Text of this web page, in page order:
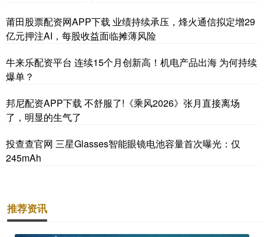
莆田股票配资网APP下载 业绩持续承压，烽火通信拟定增29
亿元押注AI，每股收益面临摊薄风险
牛来乐配资平台 连续15个月创新高！机电产品出海 为何持续
爆单？
邦尼配资APP下载 不舒服了!《乘风2026》张月直接离场
了，明显的生气了
投查查官网 三星Glasses智能眼镜电池容量首次曝光：仅
245mAh
推荐资讯